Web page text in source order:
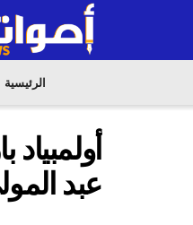
الرئيسية
عبد